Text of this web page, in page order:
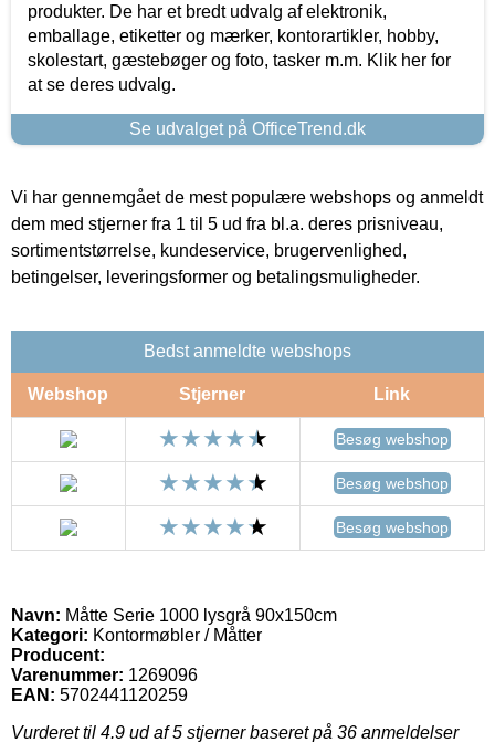
produkter. De har et bredt udvalg af elektronik,
emballage, etiketter og mærker, kontorartikler, hobby,
skolestart, gæstebøger og foto, tasker m.m. Klik her for
at se deres udvalg.
Se udvalget på OfficeTrend.dk
Vi har gennemgået de mest populære webshops og anmeldt
dem med stjerner fra 1 til 5 ud fra bl.a. deres prisniveau,
sortimentstørrelse, kundeservice, brugervenlighed,
betingelser, leveringsformer og betalingsmuligheder.
Bedst anmeldte webshops
Webshop Stjerner Link
Besøg webshop
Besøg webshop
Besøg webshop
Navn: Måtte Serie 1000 lysgrå 90x150cm
Kategori: Kontormøbler / Måtter
Producent:
Varenummer: 1269096
EAN: 5702441120259
Vurderet til 4.9 ud af 5 stjerner baseret på 36 anmeldelser